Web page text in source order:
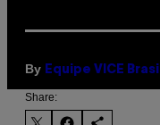
By Equipe VICE Brasil
Share: